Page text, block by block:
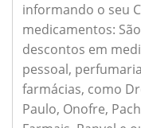
informando o seu
medicamentos:
descontos em
pessoal,
farmácias, como
Paulo, Onofre,